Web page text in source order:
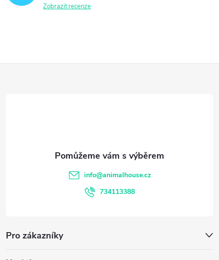
Zobrazit recenze
Pro zákazníky
info@animalhouse.cz
734113388